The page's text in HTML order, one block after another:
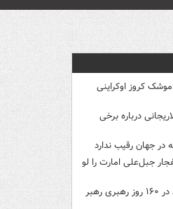
موشک کروز اوکراینی
درباره برخی
در جهان رقیب ندارد
جبل‌علی امارت را لو
۶ دستاورد بزرگ ایران در ۱۶۰ روز رهبری رهبر